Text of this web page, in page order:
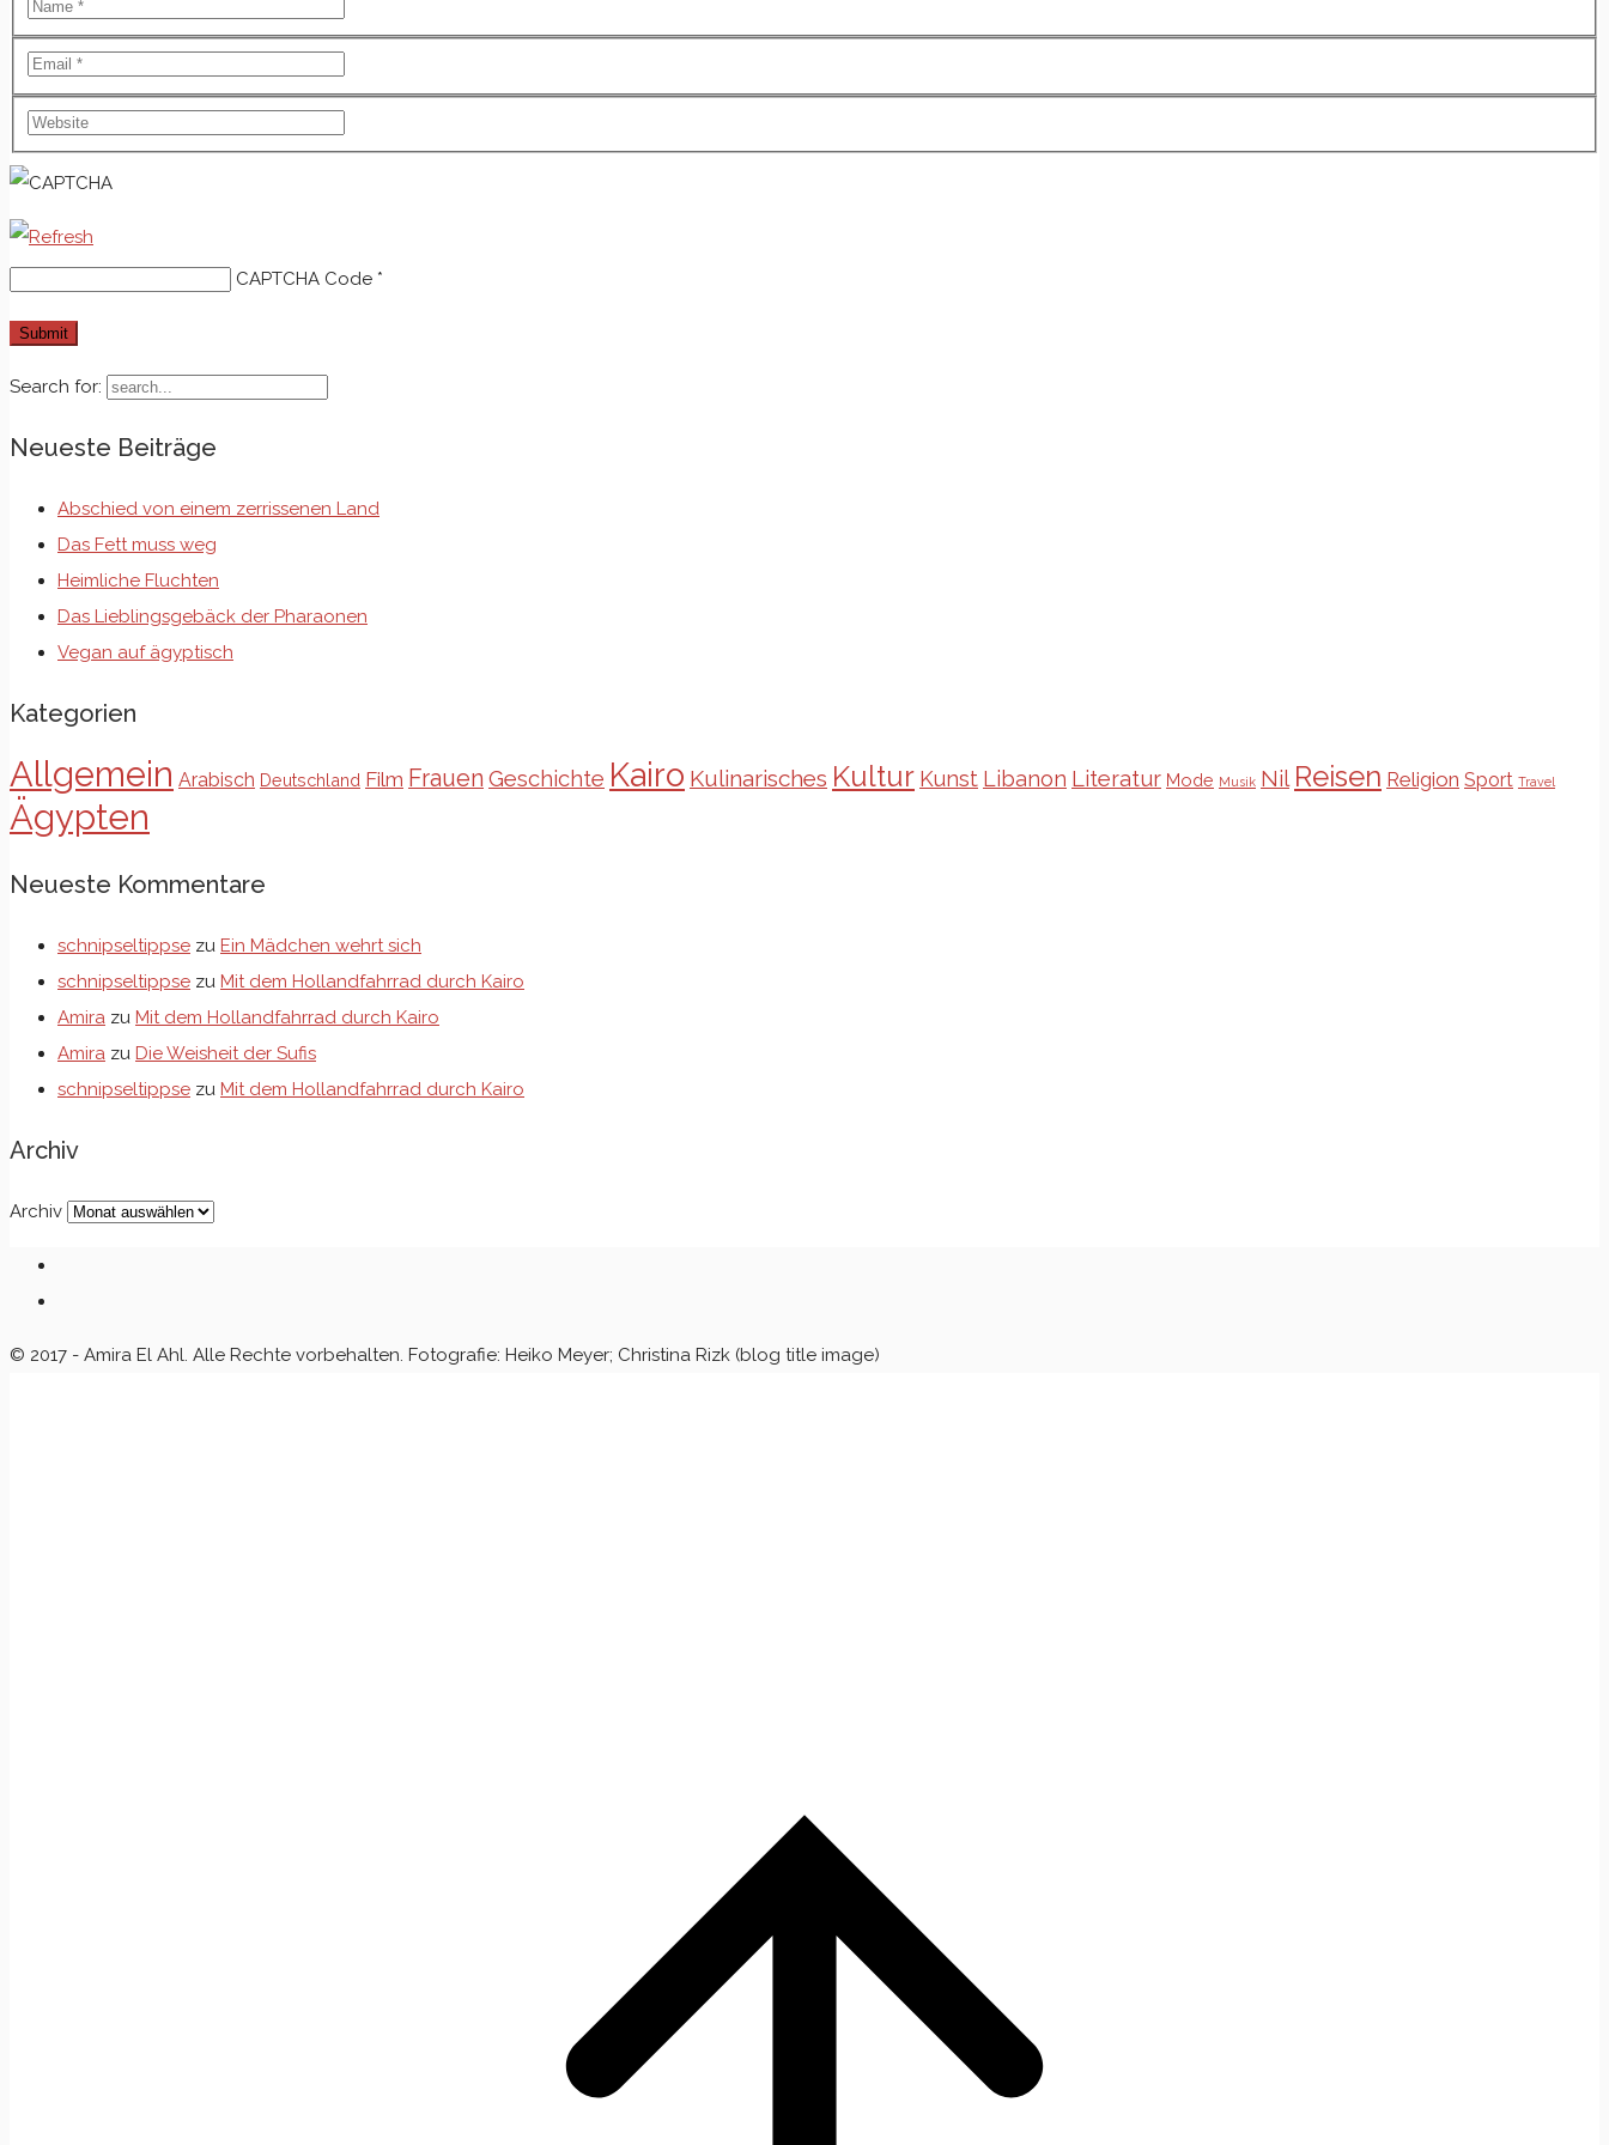
CAPTCHA Code *
Search for:
Neueste Beiträge
Abschied von einem zerrissenen Land
Das Fett muss weg
Heimliche Fluchten
Das Lieblingsgebäck der Pharaonen
Vegan auf ägyptisch
Kategorien
Allgemein Arabisch Deutschland Film Frauen Geschichte Kairo Kulinarisches Kultur Kunst Libanon Literatur Mode Musik Nil Reisen Religion Sport Travel
Ägypten
Neueste Kommentare
schnipseltippse zu Ein Mädchen wehrt sich
schnipseltippse zu Mit dem Hollandfahrrad durch Kairo
Amira zu Mit dem Hollandfahrrad durch Kairo
Amira zu Die Weisheit der Sufis
schnipseltippse zu Mit dem Hollandfahrrad durch Kairo
Archiv
Archiv
© 2017 - Amira El Ahl. Alle Rechte vorbehalten. Fotografie: Heiko Meyer; Christina Rizk (blog title image)